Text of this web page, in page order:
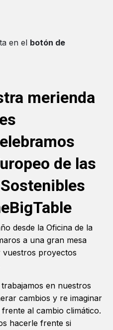
en el botón de
merienda
de las
desde la Oficina de la
a una gran mesa
proyectos
en nuestros
cambios y re imaginar
al cambio climático.
hacerle frente si